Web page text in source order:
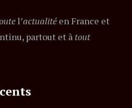
l’actualitéen France et
partout et à tout